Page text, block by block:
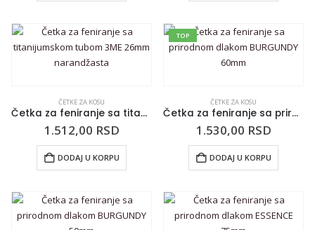
ČETKE ZA KOSU
Četka za feniranje sa titanijumskom tubom 3ME 26mm narandžasta
1.512,00 RSD
DODAJ U KORPU
TOP
ČETKE ZA KOSU
Četka za feniranje sa prirodnom dlakom BURGUNDY 60mm
1.530,00 RSD
DODAJ U KORPU